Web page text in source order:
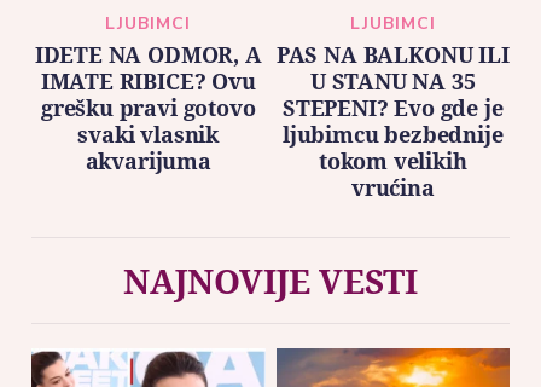
LJUBIMCI
IDETE NA ODMOR, A
IMATE RIBICE? Ovu
grešku pravi gotovo
svaki vlasnik
akvarijuma
LJUBIMCI
PAS NA BALKONU ILI
U STANU NA 35
STEPENI? Evo gde je
ljubimcu bezbednije
tokom velikih
vrućina
NAJNOVIJE VESTI